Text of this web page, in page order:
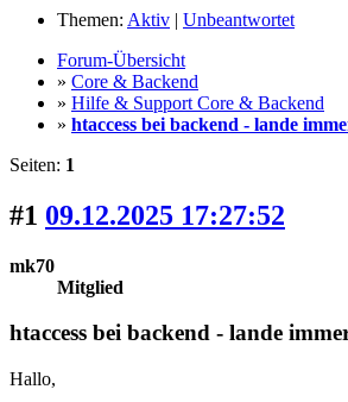
Themen: Aktiv | Unbeantwortet
Forum-Übersicht
» Core & Backend
» Hilfe & Support Core & Backend
» htaccess bei backend - lande
Seiten: 1
#1 09.12.2025 17:27:52
mk70
Mitglied
htaccess bei backend - lande
Hallo,